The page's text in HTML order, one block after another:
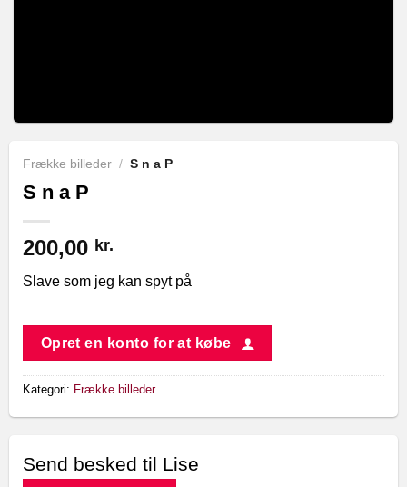
Frække billeder / S n a P
S n a P
200,00 kr.
Slave som jeg kan spyt på
Opret en konto for at købe
Kategori: Frække billeder
Send besked til Lise